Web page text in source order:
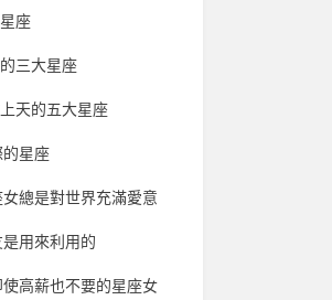
座
三大星座
天的五大星座
星座
總是對世界充滿愛意
用來利用的
高薪也不要的星座女